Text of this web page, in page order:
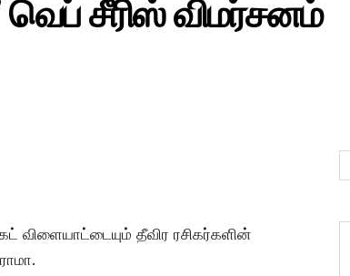
வெப் சீரிஸ் விமர்சனம்
விளையாட்டையும் தீவிர ரசிகர்களின்